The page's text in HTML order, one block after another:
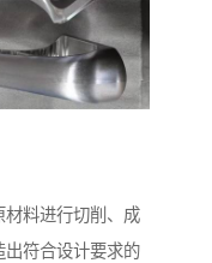
材料进行切削、成
出符合设计要求的